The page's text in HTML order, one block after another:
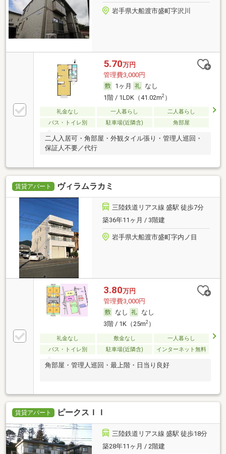
岩手県大船渡市盛町字沢川
5.70万円
管理費3,000円
1ヶ月
なし
1階 / 1LDK（41.02m2）
礼金なし 一人暮らし
二人暮らし
バス・トイレ別
駐車場(近隣含) 角部屋
二人入居可・角部屋・外観タイル張り・管理人巡回・
保証人不要／代行
賃貸アパート ヴィラムラカミ
三陸鉄道リアス線 盛駅 徒歩7分
築36年11ヶ月 / 3階建
岩手県大船渡市盛町字内ノ目
3.80万円
管理費3,000円
なし
なし
3階 / 1K（25m2）
礼金なし 敷金なし
一人暮らし
バス・トイレ別
駐車場(近隣含) インターネット無料
角部屋・管理人巡回・最上階・日当り良好
賃貸アパート ピークスＩＩ
三陸鉄道リアス線 盛駅 徒歩18分
築28年11ヶ月 / 2階建